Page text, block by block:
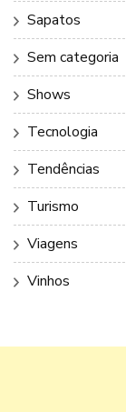
Sapatos
Sem categoria
Shows
Tecnologia
Tendências
Turismo
Viagens
Vinhos